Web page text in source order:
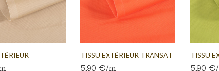
TISSU EXTÉRIEUR TRANSAT
CORAIL
5,90 €/m
TISSU
ANIS
5,90